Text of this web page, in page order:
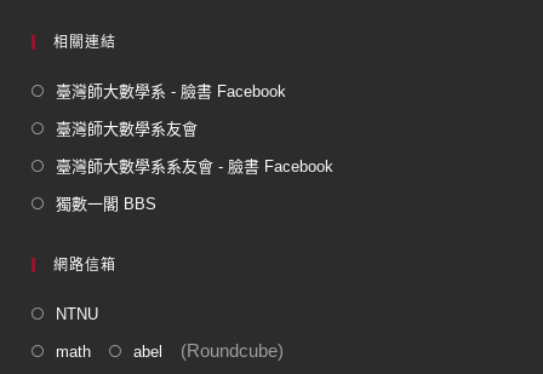
相關連結
臺灣師大數學系 - 臉書 Facebook
臺灣師大數學系友會
臺灣師大數學系系友會 - 臉書 Facebook
獨數一閣 BBS
網路信箱
NTNU
math abel (Roundcube)